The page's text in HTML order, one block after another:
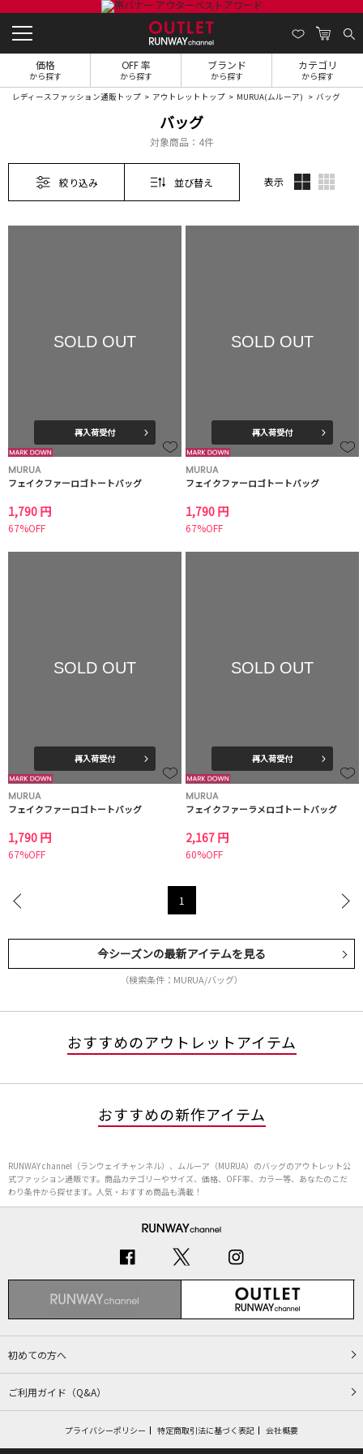
価格
から探す
OFF 率
から探す
ブランド
から探す
カテゴリ
から探す
レディースファッション通販トップ アウトレットトップ MURUA(ムルーア) バッグ
バッグ
対象商品： 4件
絞り込み 並び替え 表示
SOLD OUT
再入荷受付
MURUA
フェイクファーロゴトートバッグ
1,790 円
67%OFF
SOLD OUT
再入荷受付
MURUA
フェイクファーロゴトートバッグ
1,790 円
67%OFF
SOLD OUT
再入荷受付
MURUA
フェイクファーロゴトートバッグ
1,790 円
67%OFF
SOLD OUT
再入荷受付
MURUA
フェイクファーラメロゴトートバッグ
2,167 円
60%OFF
1
今シーズンの最新アイテムを見る
（検索条件：MURUA/バッグ）
おすすめのアウトレットアイテム
おすすめの新作アイテム
RUNWAY channel（ランウェイチャンネル）、ムルーア（MURUA）のバッグのアウトレット公
式ファッション通販です。商品カテゴリーやサイズ、価格、OFF率、カラー等、あなたのこだ
わり条件から探せます。人気・おすすめ商品も満載！
初めての方へ
ご利用ガイド（Q&A）
プライバシーポリシー 特定商取引法に基づく表記 会社概要